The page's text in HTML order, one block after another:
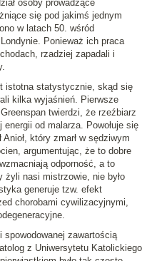
osoby prowadzące
się pod jakimś jednym
w latach 50. wśród
Ponieważ ich praca
rzadziej zapadali i
istotna statystycznie, skąd się
kilka wyjaśnień. Pierwsze
twierdzi, że rzeźbiarz
od malarza. Powołuje się
który zmarł w sędziwym
argumentując, że to dobre
odporność, a to
nasi mistrzowie, nie było
generuje tzw. efekt
chorobami cywilizacyjnymi,
spowodowanej zawartością
z Uniwersytetu Katolickiego